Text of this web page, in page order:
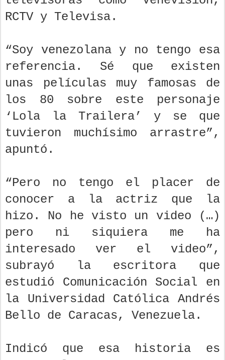
RCTV y Televisa.
“Soy venezolana y no tengo esa
referencia. Sé que existen
unas películas muy famosas de
los 80 sobre este personaje
‘Lola la Trailera’ y se que
tuvieron muchísimo arrastre”,
apuntó.
“Pero no tengo el placer de
conocer a la actriz que la
hizo. No he visto un video (…)
pero ni siquiera me ha
interesado ver el video”,
subrayó la escritora que
estudió Comunicación Social en
la Universidad Católica Andrés
Bello de Caracas, Venezuela.
Indicó que esa historia es